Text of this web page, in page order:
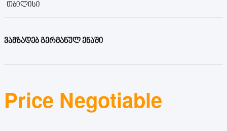
ᲗᲑᲘᲚᲘᲡᲘ
ვამზადებ გერმანულ ენაში
Price Negotiable